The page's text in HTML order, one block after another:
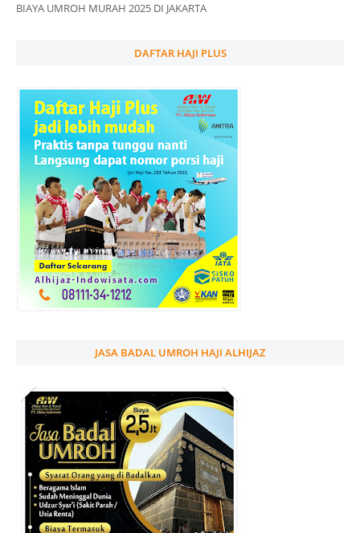
BIAYA UMROH MURAH 2025 DI JAKARTA
DAFTAR HAJI PLUS
JASA BADAL UMROH HAJI ALHIJAZ